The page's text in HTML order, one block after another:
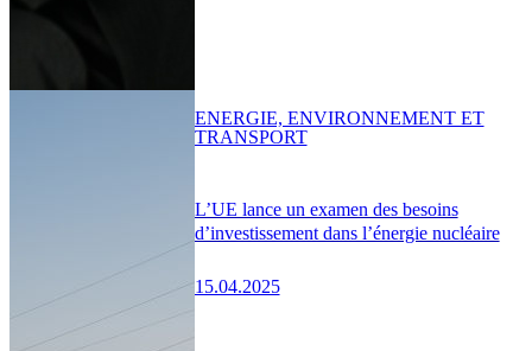
L’UE lance un examen des besoins
d’investissement dans l’énergie nucléaire
15.04.2025
ENERGIE, ENVIRONNEMENT ET
TRANSPORT